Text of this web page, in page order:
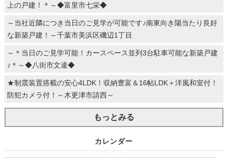
上の戸建！＊～◆富里市七栄◆
～当社近隣につき当日のご見学が可能です♪南東向き陽当たり良好
な新築戸建！～千葉市美浜区磯辺1丁目
～＊当日のご見学可能！カースペース並列3台駐車可能な新築戸建
♪＊～◆八街市文違◆
★制震装置搭載の安心4LDK！収納豊富＆16帖LDK＋洋風和室付！
防犯カメラ付！～木更津市請西～
もっとみる
カレンダー